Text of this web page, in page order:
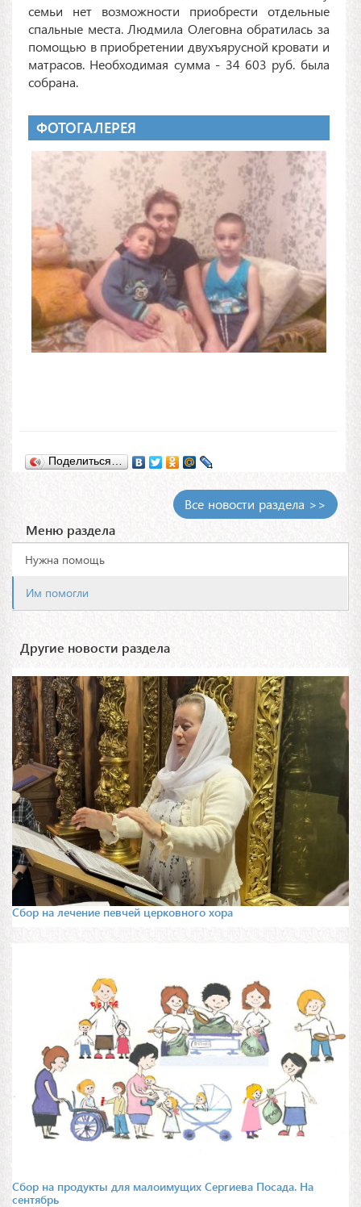
семьи нет возможности приобрести отдельные
спальные места. Людмила Олеговна обратилась за
помощью в приобретении двухъярусной кровати и
матрасов. Необходимая сумма - 34 603 руб. была
собрана.
ФОТОГАЛЕРЕЯ
Поделиться…
Все новости раздела >>
Меню раздела
Нужна помощь
Им помогли
Другие новости раздела
Сбор на лечение певчей церковного хора
Сбор на продукты для малоимущих Сергиева Посада. На
сентябрь